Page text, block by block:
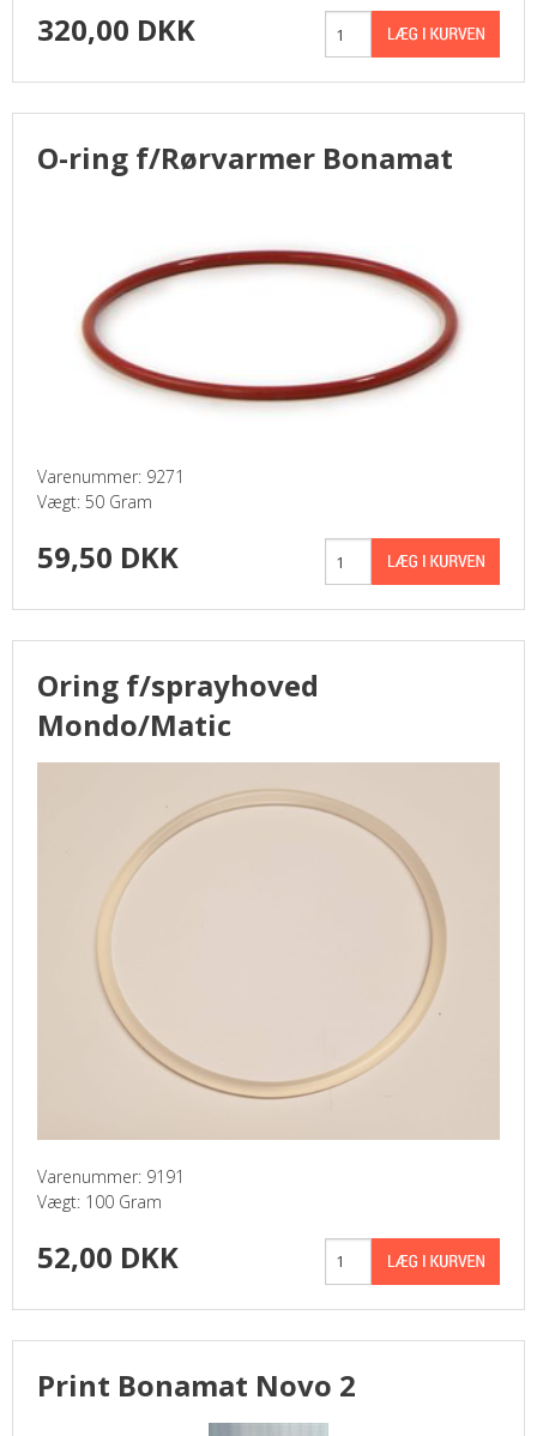
320,00 DKK
O-ring f/Rørvarmer Bonamat
Varenummer: 9271
Vægt: 50 Gram
59,50 DKK
Oring f/sprayhoved
Mondo/Matic
Varenummer: 9191
Vægt: 100 Gram
52,00 DKK
Print Bonamat Novo 2